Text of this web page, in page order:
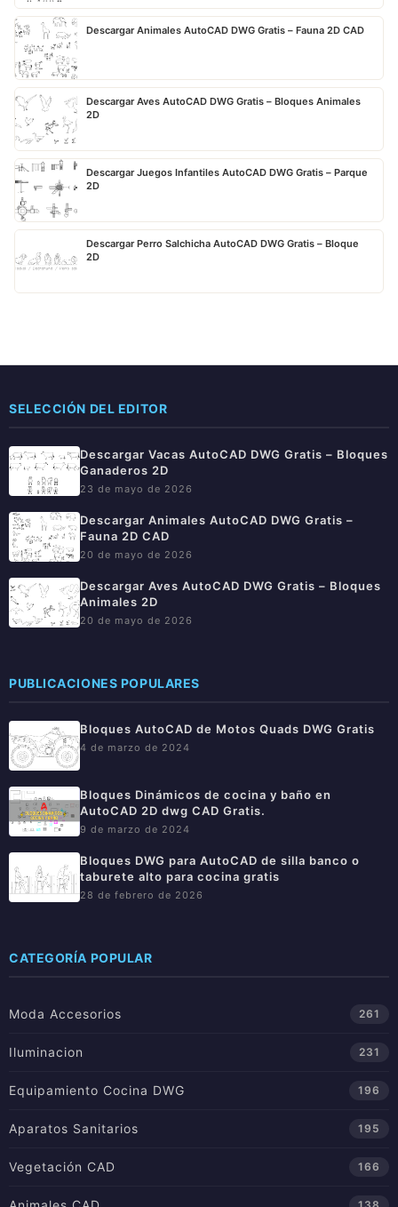
Descargar Animales AutoCAD DWG Gratis – Fauna 2D CAD
Descargar Aves AutoCAD DWG Gratis – Bloques Animales
2D
Descargar Juegos Infantiles AutoCAD DWG Gratis – Parque
2D
Descargar Perro Salchicha AutoCAD DWG Gratis – Bloque
2D
SELECCIÓN DEL EDITOR
Descargar Vacas AutoCAD DWG Gratis – Bloques
Ganaderos 2D
23 de mayo de 2026
Descargar Animales AutoCAD DWG Gratis –
Fauna 2D CAD
20 de mayo de 2026
Descargar Aves AutoCAD DWG Gratis – Bloques
Animales 2D
20 de mayo de 2026
PUBLICACIONES POPULARES
Bloques AutoCAD de Motos Quads DWG Gratis
4 de marzo de 2024
Bloques Dinámicos de cocina y baño en
AutoCAD 2D dwg CAD Gratis.
9 de marzo de 2024
Bloques DWG para AutoCAD de silla banco o
taburete alto para cocina gratis
28 de febrero de 2026
CATEGORÍA POPULAR
Moda Accesorios 261
Iluminacion 231
Equipamiento Cocina DWG 196
Aparatos Sanitarios 195
Vegetación CAD 166